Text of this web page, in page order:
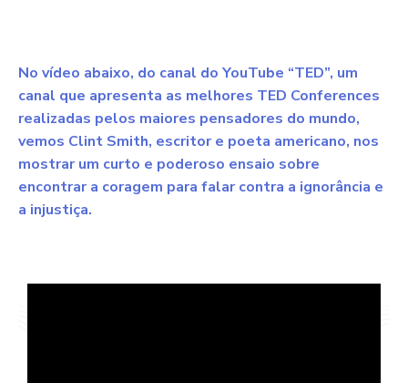
No vídeo abaixo, do canal do YouTube “TED”, um
canal que apresenta as melhores TED Conferences
realizadas pelos maiores pensadores do mundo,
vemos Clint Smith, escritor e poeta americano, nos
mostrar um curto e poderoso ensaio sobre
encontrar a coragem para falar contra a ignorância e
a injustiça.